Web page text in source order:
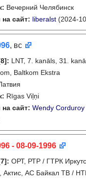
Вечерний Челябинск
сайт: liberalst (2024-
, вс
: LNT, 7. kanāls, 31.
Baltkom Ekstra
Rīgas Viļņi
сайт: Wendy Corduroy
- 08-09-1996
: ОРТ, РТР / ГТРК
Актис, АС Байкал ТВ /